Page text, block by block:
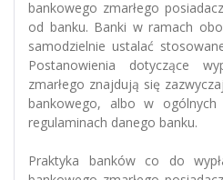
bankowego zmarłego
od banku. Banki w ramach
samodzielnie ustalać
Postanowienia dotyczące
zmarłego znajdują się
bankowego, albo w
regulaminach danego banku.
Praktyka banków co do